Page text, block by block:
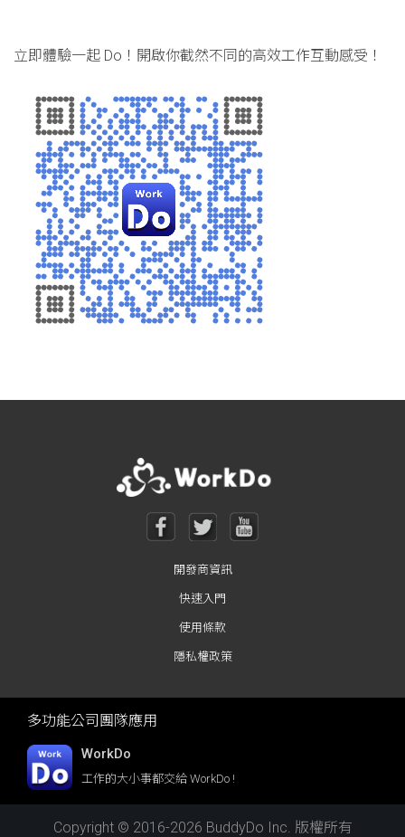
立即體驗一起 Do！開啟你截然不同的高效工作互動感受！
開發商資訊
快速入門
使用條款
隱私權政策
多功能公司團隊應用
WorkDo
工作的大小事都交給 WorkDo !
Copyright © 2016-2026 BuddyDo Inc. 版權所有